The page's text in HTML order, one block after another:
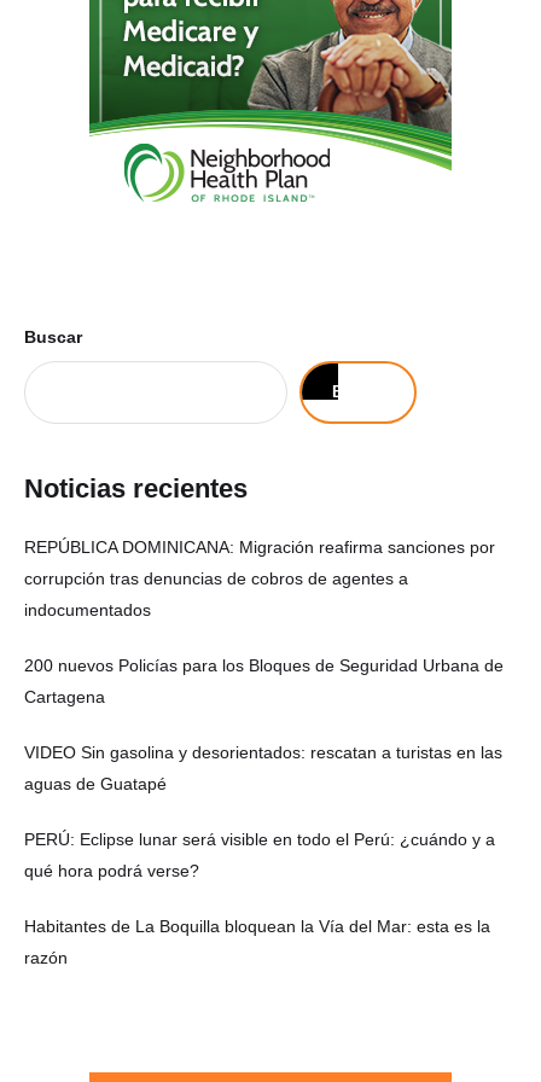
Buscar
Buscar
Noticias recientes
REPÚBLICA DOMINICANA: Migración reafirma sanciones por
corrupción tras denuncias de cobros de agentes a
indocumentados
200 nuevos Policías para los Bloques de Seguridad Urbana de
Cartagena
VIDEO Sin gasolina y desorientados: rescatan a turistas en las
aguas de Guatapé
PERÚ: Eclipse lunar será visible en todo el Perú: ¿cuándo y a
qué hora podrá verse?
Habitantes de La Boquilla bloquean la Vía del Mar: esta es la
razón